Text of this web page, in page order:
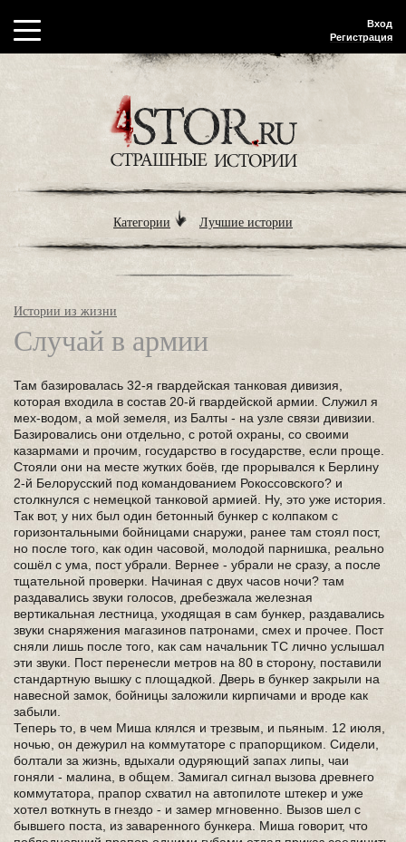
Вход
Регистрация
Категории Лучшие истории
Истории из жизни
Случай в армии
Там базировалась 32-я гвардейская танковая дивизия,
которая входила в состав 20-й гвардейской армии. Служил я
мех-водом, а мой земеля, из Балты - на узле связи дивизии.
Базировались они отдельно, с ротой охраны, со своими
казармами и прочим, государство в государстве, если проще.
Стояли они на месте жутких боёв, где прорывался к Берлину
2-й Белорусский под командованием Рокоссовского? и
столкнулся с немецкой танковой армией. Ну, это уже история.
Так вот, у них был один бетонный бункер с колпаком с
горизонтальными бойницами снаружи, ранее там стоял пост,
но после того, как один часовой, молодой парнишка, реально
сошёл с ума, пост убрали. Вернее - убрали не сразу, а после
тщательной проверки. Начиная с двух часов ночи? там
раздавались звуки голосов, дребезжала железная
вертикальная лестница, уходящая в сам бункер, раздавались
звуки снаряжения магазинов патронами, смех и прочее. Пост
сняли лишь после того, как сам начальник ТС лично услышал
эти звуки. Пост перенесли метров на 80 в сторону, поставили
стандартную вышку с площадкой. Дверь в бункер закрыли на
навесной замок, бойницы заложили кирпичами и вроде как
забыли.
Теперь то, в чем Миша клялся и трезвым, и пьяным. 12 июля,
ночью, он дежурил на коммутаторе с прапорщиком. Сидели,
болтали за жизнь, вдыхали одуряющий запах липы, чаи
гоняли - малина, в общем. Замигал сигнал вызова древнего
коммутатора, прапор схватил на автопилоте штекер и уже
хотел воткнуть в гнездо - и замер мгновенно. Вызов шел с
бывшего поста, из заваренного бункера. Миша говорит, что